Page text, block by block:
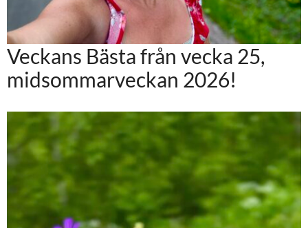
Veckans Bästa från vecka 25,
midsommarveckan 2026!